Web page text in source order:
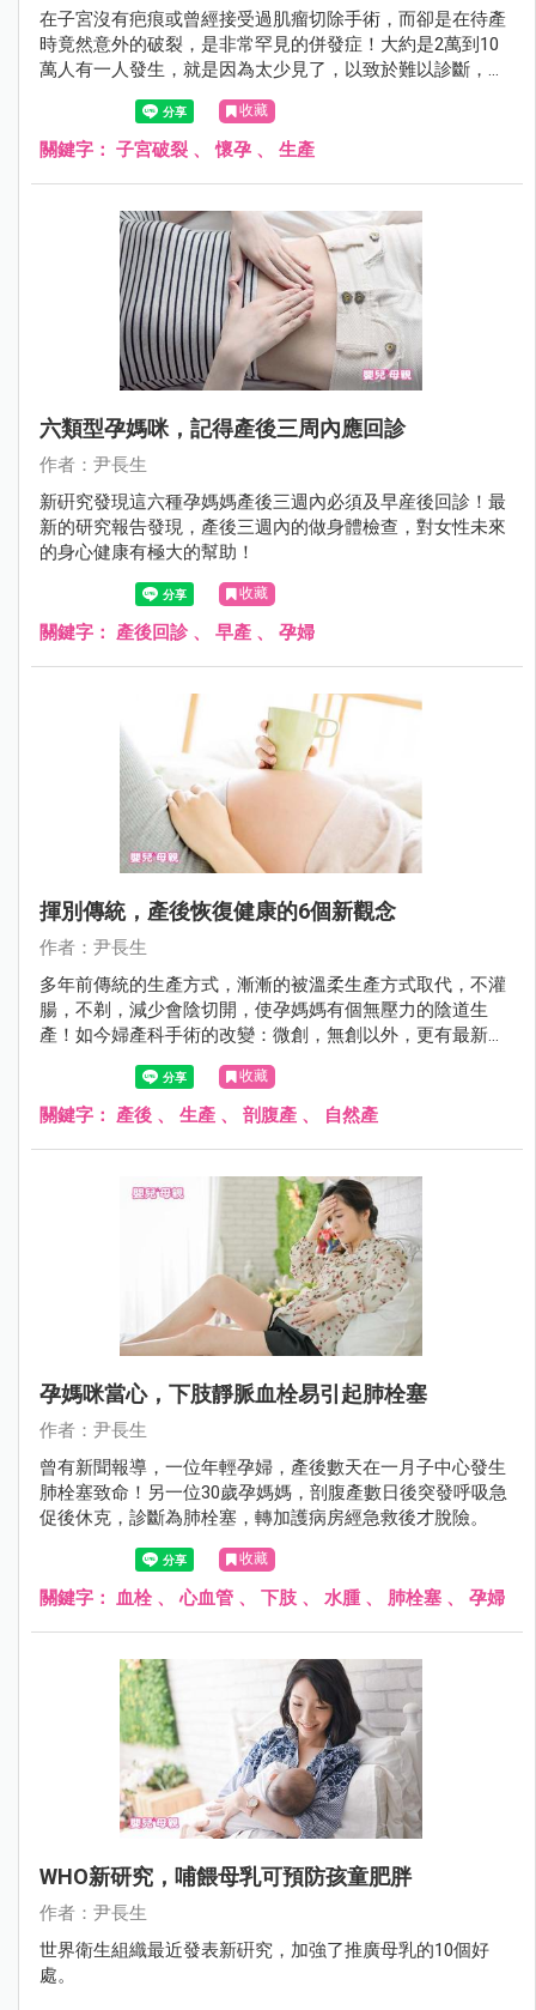
在子宮沒有疤痕或曾經接受過肌瘤切除手術，而卻是在待產
時竟然意外的破裂，是非常罕見的併發症！大約是2萬到10
萬人有一人發生，就是因為太少見了，以致於難以診斷，更
難以被病家接受。
收藏
關鍵字： 子宮破裂 、懷孕 、 生產
六類型孕媽咪，記得產後三周內應回診
作者：尹長生
新硏究發現這六種孕媽媽產後三週內必須及早産後回診！最
新的研究報告發現，產後三週內的做身體檢查，對女性未來
的身心健康有極大的幫助！
收藏
關鍵字： 產後回診 、 早產 、 孕婦
揮別傳統，產後恢復健康的6個新觀念
作者：尹長生
多年前傳統的生產方式，漸漸的被溫柔生產方式取代，不灌
腸，不剃，減少會陰切開，使孕媽媽有個無壓力的陰道生
產！如今婦產科手術的改變：微創，無創以外，更有最新的
術後快速恢復健康的方法
收藏
關鍵字： 產後 、 生產 、 剖腹產 、 自然產
孕媽咪當心，下肢靜脈血栓易引起肺栓塞
作者：尹長生
曾有新聞報導，一位年輕孕婦，產後數天在一月子中心發生
肺栓塞致命！另一位30歲孕媽媽，剖腹產數日後突發呼吸急
促後休克，診斷為肺栓塞，轉加護病房經急救後才脫險。
收藏
關鍵字： 血栓 、心血管 、 下肢 、 水腫、 肺栓塞 、 孕婦
WHO新研究，哺餵母乳可預防孩童肥胖
作者：尹長生
世界衛生組織最近發表新硏究，加強了推廣母乳的10個好
處。